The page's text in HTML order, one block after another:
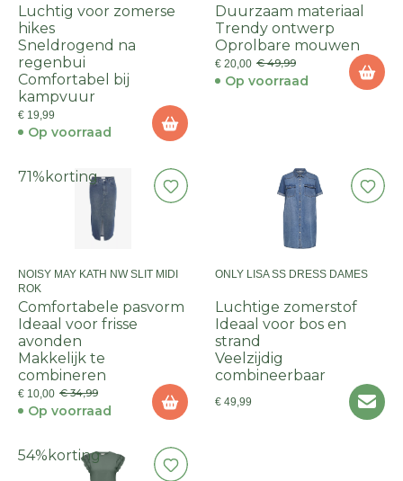
Luchtig voor zomerse
hikes
Sneldrogend na
regenbui
Comfortabel bij
kampvuur
€ 19,99
Op voorraad
Duurzaam materiaal
Trendy ontwerp
Oprolbare mouwen
€ 20,00 € 49,99
Op voorraad
71% korting
NOISY MAY KATH NW SLIT MIDI
ROK
Comfortabele pasvorm
Ideaal voor frisse
avonden
Makkelijk te
combineren
€ 10,00 € 34,99
Op voorraad
ONLY LISA SS DRESS DAMES
Luchtige zomerstof
Ideaal voor bos en
strand
Veelzijdig
combineerbaar
€ 49,99
54% korting